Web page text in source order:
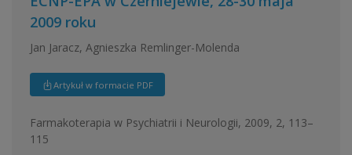
2009 roku
Jan Jaracz, Agnieszka Remlinger-Molenda
Artykuł w formacie PDF
Farmakoterapia w Psychiatrii i Neurologii, 2009, 2, 113–
115